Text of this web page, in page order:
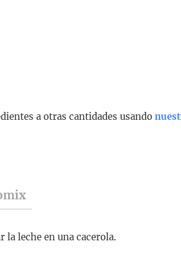
a otras cantidades usando
la leche en una cacerola.